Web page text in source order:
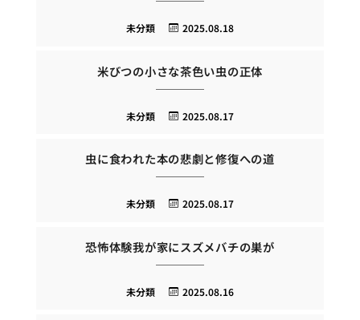
2025.08.18
未分類
米びつの小さな茶色い虫の正体
2025.08.17
未分類
虫に食われた本の悲劇と修復への道
2025.08.17
未分類
恐怖体験我が家にスズメバチの巣が
2025.08.16
未分類